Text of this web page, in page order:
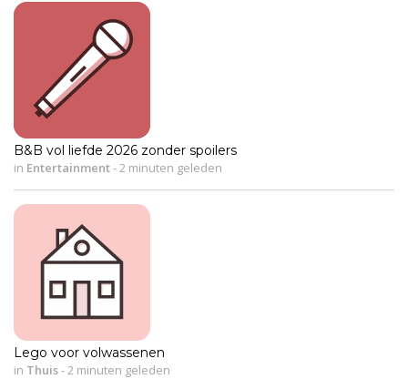
B&B vol liefde 2026 zonder spoilers
in Entertainment- 2 minuten geleden
Lego voor volwassenen
in Thuis- 2 minuten geleden